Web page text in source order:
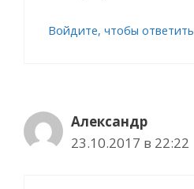
Войдите, чтобы ответить
Александр
23.10.2017 в 22:22